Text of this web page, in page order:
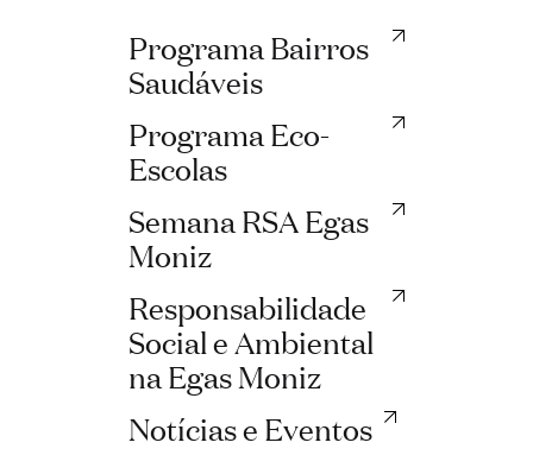
Programa Bairros
Saudáveis
Programa Eco-
Escolas
Semana RSA Egas
Moniz
Responsabilidade
Social e Ambiental
na Egas Moniz
Notícias e Eventos